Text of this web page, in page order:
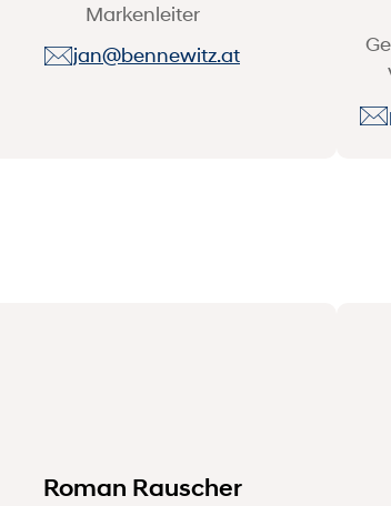
Markenleiter
jan@bennewitz.at
Roman Rauscher